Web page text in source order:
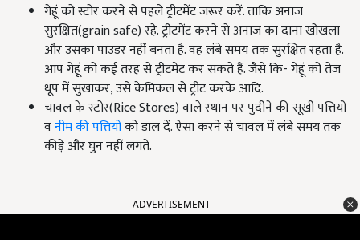
गेहूं को स्टोर करने से पहले ट्रीटमेंट जरूर करें. ताकि अनाज
सुरक्षित(grain safe) रहे. ट्रीटमेंट करने से अनाज का दाना खोखला
और उसका पाउडर नहीं बनता है. वह लंबे समय तक सुरक्षित रहता है.
आप गेहूं को कई तरह से ट्रीटमेंट कर सकते हैं. जैसे कि- गेहूं को तेज
धूप में सुखाकर, उसे केमिकल से ट्रीट करके आदि.
चावल के स्टोर(Rice Stores) वाले स्थान पर पुदीने की सूखी पत्तियों
वनीम की पत्तियोंको डाल दें. ऐसा करने से चावल में लंबे समय तक
कीड़े और घुन नहीं लगते.
ADVERTISEMENT